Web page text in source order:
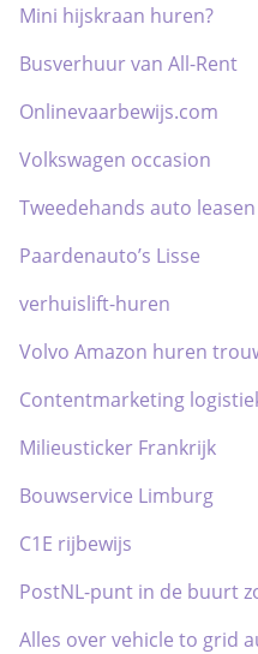
Mini hijskraan huren?
Busverhuur van All-Rent
Onlinevaarbewijs.com
Volkswagen occasion
Tweedehands auto leasen
Paardenauto’s Lisse
verhuislift-huren
Volvo Amazon huren
Contentmarketing
Milieusticker Frankrijk
Bouwservice Limburg
C1E rijbewijs
PostNL-punt in de buurt
Alles over vehicle to grid